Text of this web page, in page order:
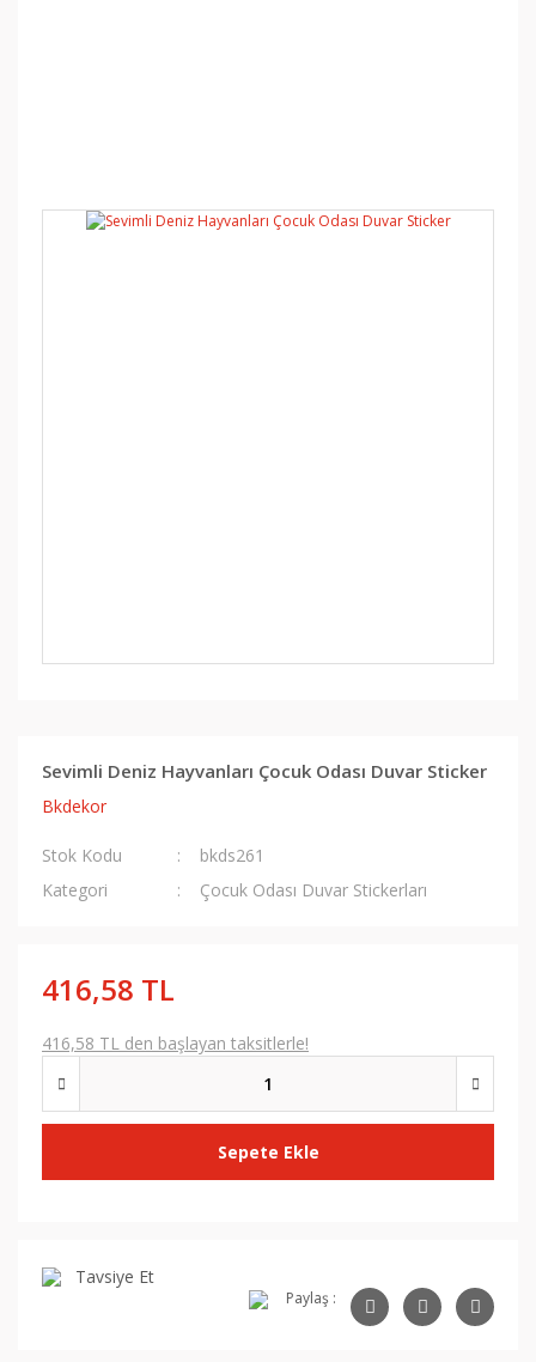
Sevimli Deniz Hayvanları Çocuk Odası Duvar Sticker
Bkdekor
Stok Kodu
bkds261
Kategori
Çocuk Odası Duvar Stickerları
416,58 TL
416,58 TL den başlayan taksitlerle!
Sepete Ekle
Tavsiye Et
Paylaş :